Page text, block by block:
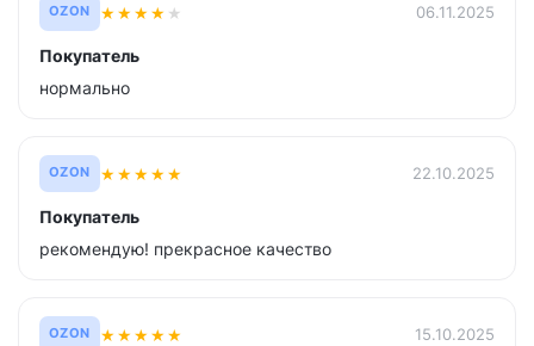
OZON ★★★★ ★ 06.11.2025
Покупатель
нормально
OZON ★★★★★ 22.10.2025
Покупатель
рекомендую! прекрасное качество
OZON ★★★★★ 15.10.2025